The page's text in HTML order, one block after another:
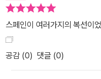
스페인이 여러가지의 복선이
공감 (0) 댓글 (0)